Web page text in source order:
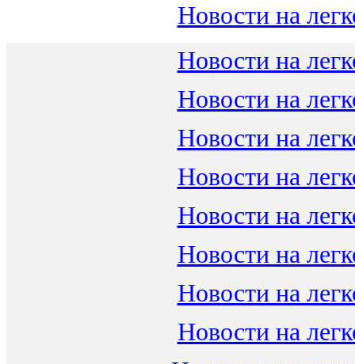
Новости на
Новости на
Новости на
Новости на
Новости на
Новости на
Новости на
Новости на
Новости на